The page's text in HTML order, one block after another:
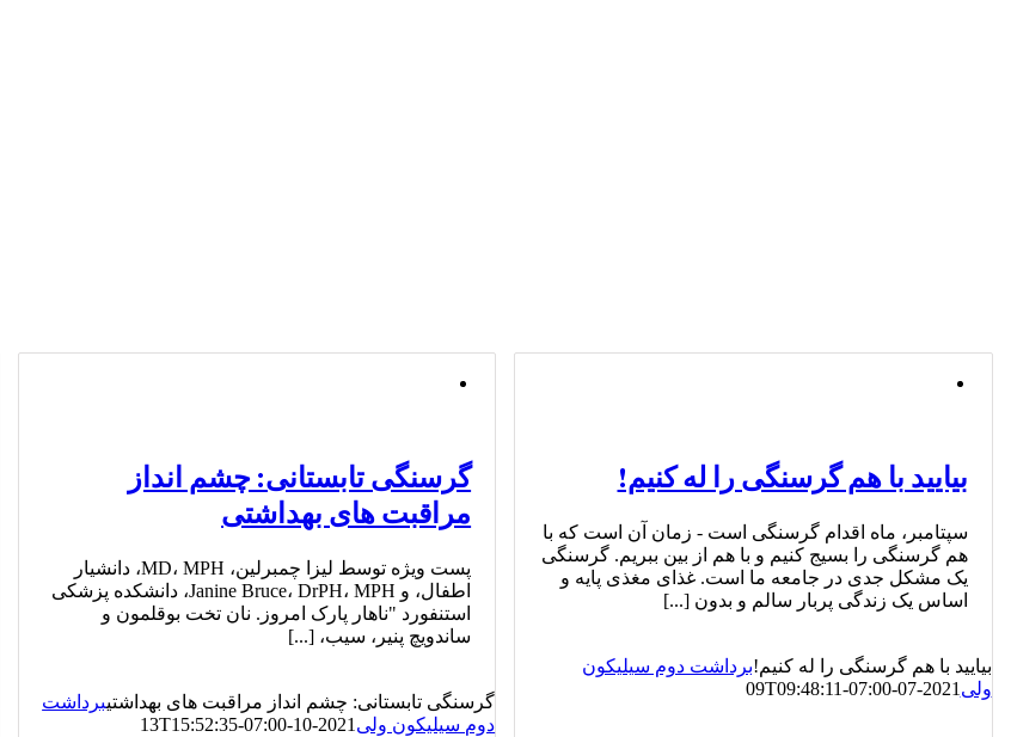
بیایید با هم گرسنگی را له کنیم!
سپتامبر، ماه اقدام گرسنگی است - زمان آن است که با
هم گرسنگی را بسیج کنیم و با هم از بین ببریم. گرسنگی
یک مشکل جدی در جامعه ما است. غذای مغذی پایه و
اساس یک زندگی پربار سالم و بدون [...]
بیایید با هم گرسنگی را له کنیم!برداشت دوم سیلیکون
ولی 2021-07-09T09:48:11-07:00
گرسنگی تابستانی: چشم انداز
مراقبت های بهداشتی
پست ویژه توسط لیزا چمبرلین، MD، MPH، دانشیار
اطفال، و Janine Bruce، DrPH، MPH، دانشکده پزشکی
استنفورد "ناهار پارک امروز. نان تخت بوقلمون و
ساندویچ پنیر، سیب، [...]
گرسنگی تابستانی: چشم انداز مراقبت های بهداشتیبرداشت
دوم سیلیکون ولی 2021-10-13T15:52:35-07:00